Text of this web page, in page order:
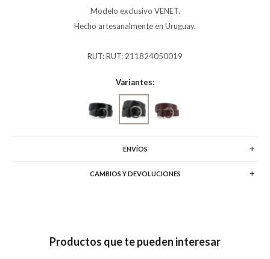
Modelo exclusivo VENET.
Hecho artesanalmente en Uruguay.
RUT: RUT: 211824050019
Variantes:
ENVÍOS
CAMBIOS Y DEVOLUCIONES
Productos que te pueden interesar